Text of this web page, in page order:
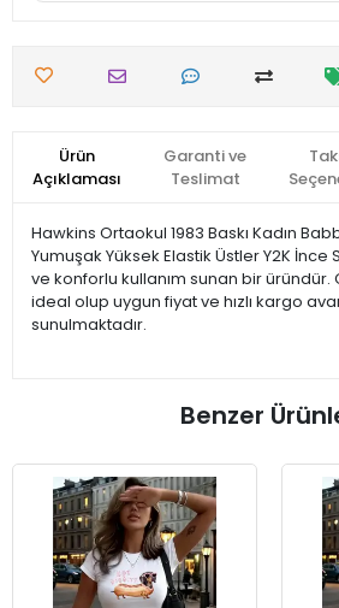
Ürün
Açıklaması
Garanti ve
Teslimat
Hawkins Ortaokul 1983 Baskı Kadın
Yumuşak Yüksek Elastik Üstler Y2K
ve konforlu kullanım sunan bir üründür.
ideal olup uygun fiyat ve hızlı kargo
sunulmaktadır.
Benzer